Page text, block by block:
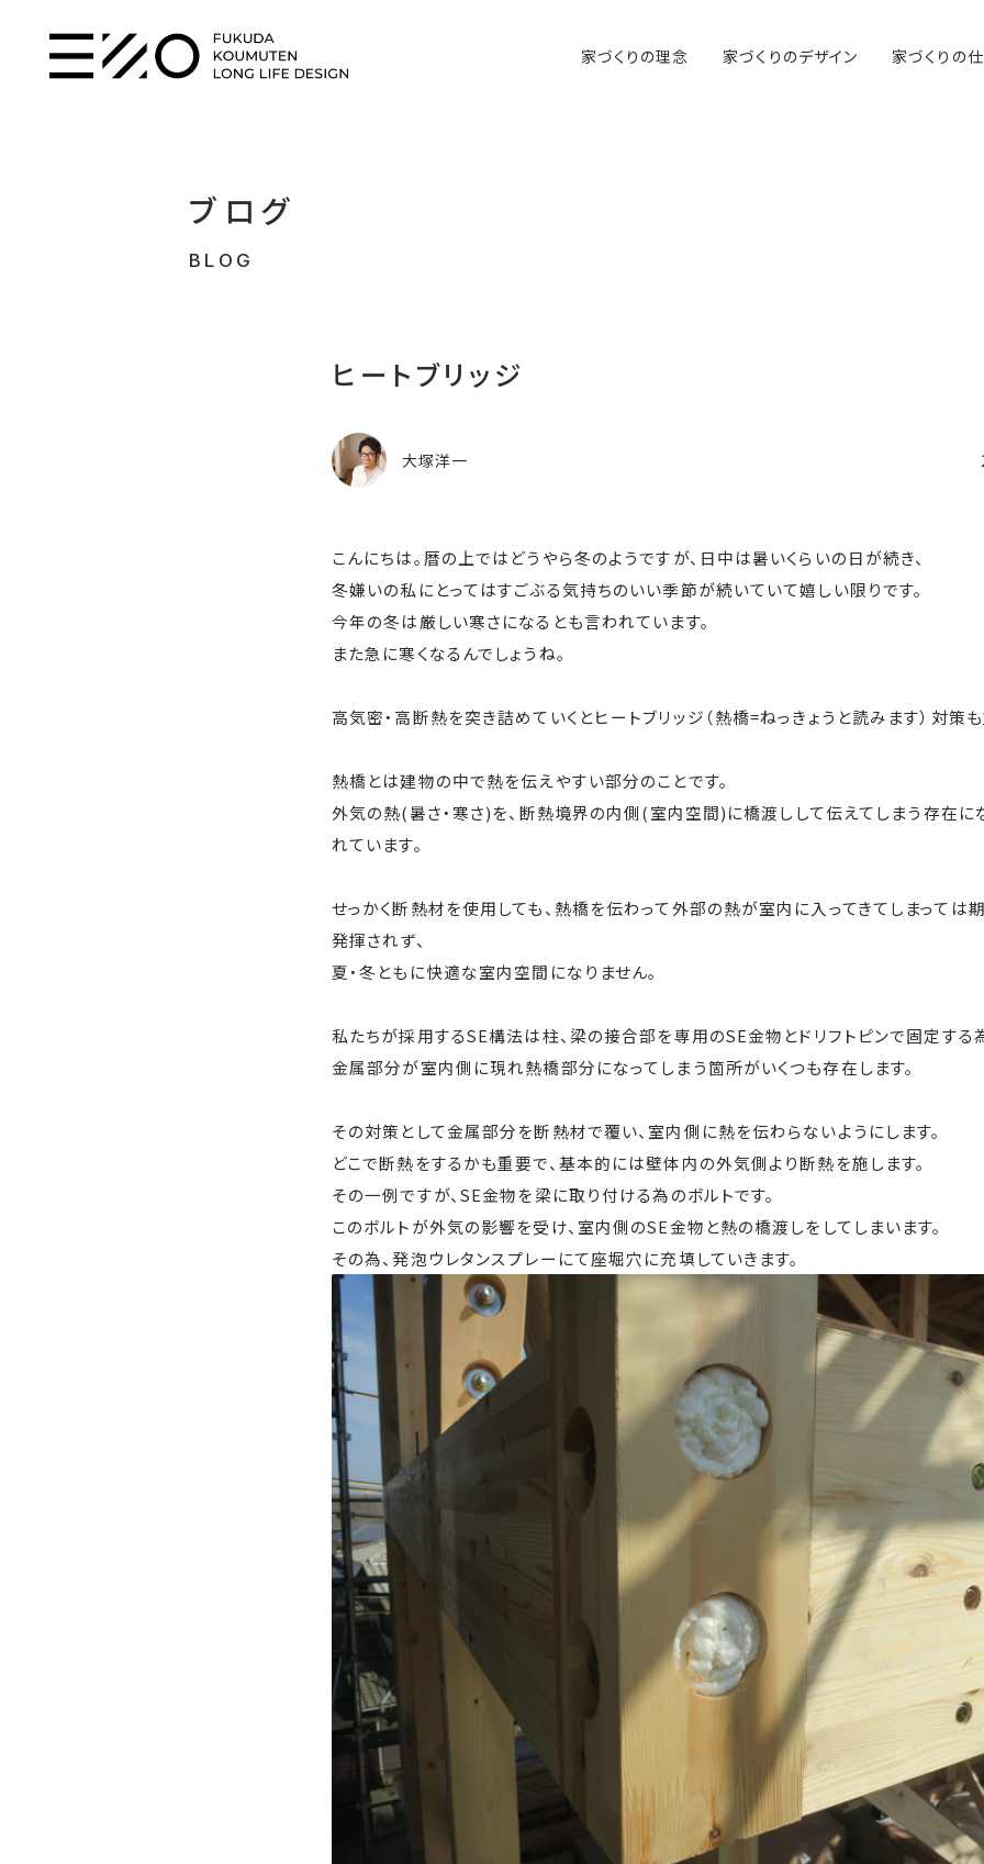
家づくりの理念 家づくりのデザイン 家づくりの
ブログ
BLOG
ヒートブリッジ
大塚洋一
こんにちは。暦の上ではどうやら冬のようですが、日中は暑いくらいの日が続き、
冬嫌いの私にとってはすごぶる気持ちのいい季節が続いていて嬉しい限りです。
今年の冬は厳しい寒さになるとも言われています。
また急に寒くなるんでしょうね。
高気密・高断熱を突き詰めていくとヒートブリッジ（熱橋=ねっきょうと読みます）対策
熱橋とは建物の中で熱を伝えやすい部分のことです。
外気の熱(暑さ・寒さ)を、断熱境界の内側(室内空間)に橋渡しして伝えてしまう存在に
れています。
せっかく断熱材を使用しても、熱橋を伝わって外部の熱が室内に入ってきてしまって
発揮されず、
夏・冬ともに快適な室内空間になりません。
私たちが採用するSE構法は柱、梁の接合部を専用のSE金物とドリフトピンで固定する
金属部分が室内側に現れ熱橋部分になってしまう箇所がいくつも存在します。
その対策として金属部分を断熱材で覆い、室内側に熱を伝わらないようにします。
どこで断熱をするかも重要で、基本的には壁体内の外気側より断熱を施します。
その一例ですが、SE金物を梁に取り付ける為のボルトです。
このボルトが外気の影響を受け、室内側のSE金物と熱の橋渡しをしてしまいます。
その為、発泡ウレタンスプレーにて座堀穴に充填していきます。